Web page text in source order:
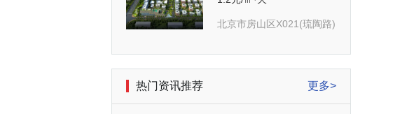
北京市房山区X021(琉陶路)
热门资讯推荐 更多>